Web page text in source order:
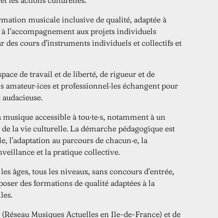
musicale inclusive de qualité, adaptée à
l’accompagnement aux projets individuels
des cours d’instruments individuels et collectifs et
de travail et de liberté, de rigueur et de
amateur·ices et professionnel·les échangent pour
accessible à tou·te·s, notamment à un
la vie culturelle. La démarche pédagogique est
l’adaptation au parcours de chacun·e, la
et la pratique collective.
les âges, tous les niveaux, sans concours d’entrée,
des formations de qualité adaptées à la
Musiques Actuelles en Ile-de-France) et de
Prophète" de Jacques
Discographie
• "Funkaception", Julien
Lourau Groove Gang
Cooper
• "La vie c'est de la
viande...", Nery
• "Let's spend some love",
• "MAO", Noel Akchoté
Noise Project
• "Nom de code : Sacha",
Philippe Katerine
• "B Free Bifteck", Etienne
Brunet
Carlton Moody, et
projets
Discographie
• Nombreux
enregistrements et deux
albums solo, Hop High
(western) et One
Afternoon (ukulélé)
• Album avec Phil
Doleman, “A Thousand
Songs of Jimmie
Rodgers”, 2020
corporel dramatique de
- Langage corporel
Martha Graham
Mime-théâtre avec
Christina Moreira à
Buenos Aires
sein d'hôpitaux de jour,
auprès d'adultes
en expression corporelle
et motricité à Levallois-
Perret
• Animatrice cirque,
"Extremum"
Hadracadabra - Hadra
Records
• 2009 "Morning Breeze" -
"Instinct" - Entropy
• Attallah (un EP)